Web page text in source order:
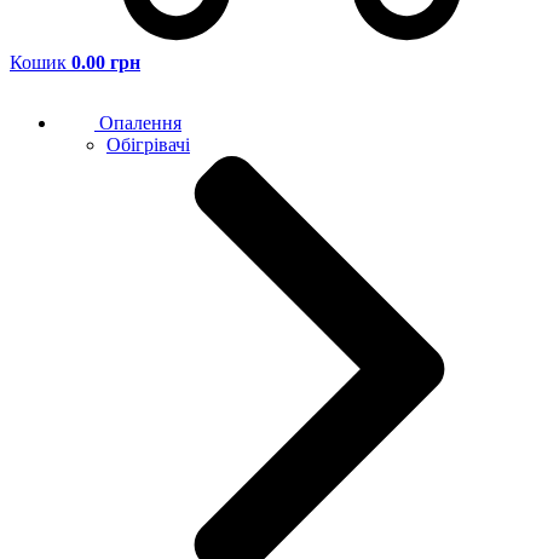
Кошик 0.00 грн
Опалення
Обігрівачі